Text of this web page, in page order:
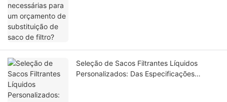
Seleção de Sacos Filtrantes Líquidos
Personalizados: Das Especificações